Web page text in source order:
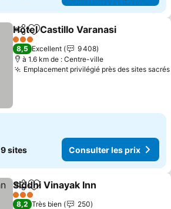
PartagerAjouter à mes favoris
Hotel Castillo Varanasi
3 Étoiles
8,5 Excellent
9 408
à 1.6 km de : Centre-ville
Emplacement privilégié près des sites sacrés
9 sites Consulter les prix
PartagerAjouter à mes favoris
Siddhi Vinayak Inn
3 Étoiles
8,2 Très bien
250